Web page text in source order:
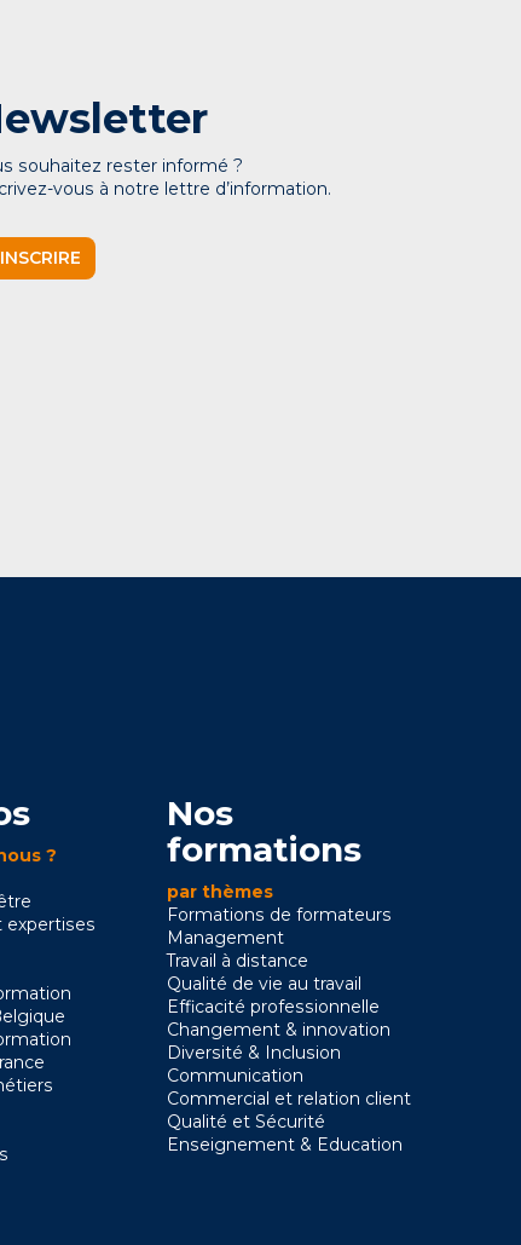
souhaitez rester informé ?
vous à notre lettre d’information.
?
expertises
Nos
formations
par thèmes
Formations de formateurs
Management
Travail à distance
Qualité de vie au travail
Efficacité professionnelle
Changement & innovation
Diversité & Inclusion
Communication
Commercial et relation client
Qualité et Sécurité
Enseignement & Education